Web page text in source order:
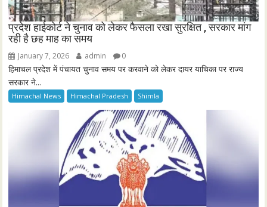
सरकार ने नियमो में किया ये बदलाव , करुणामूलक आधार पर
निदेशालय जारी करेगा नियुक्ति पत्र
January 7, 2026 admin 0
सरकार ने करुणामूलक रोजगार नीति में आंशिक संशोधन करते हुए जूनियर ऑफिस
असिस्टेंट (आईटी) के पदों...
Himachal Pradesh Shimla